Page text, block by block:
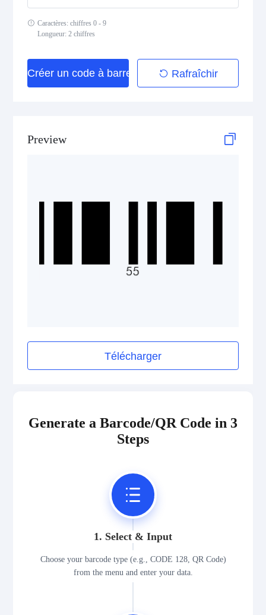
Caractères: chiffres 0 - 9
Longueur: 2 chiffres
Créer un code à barres Rafraîchir
Preview
Télécharger
Generate a Barcode/QR Code in 3
Steps
1. Select & Input
Choose your barcode type (e.g., CODE 128, QR Code)
from the menu and enter your data.